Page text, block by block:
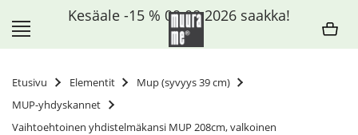
sisältöön
Etusivu Elementit
Mup (syvyys 39 cm)
MUP-yhdyskannet
Vaihtoehtoinen yhdistelmäkansi MUP 208cm, valkoinen
Kesäale -15 % 09.08.2026 saakka!